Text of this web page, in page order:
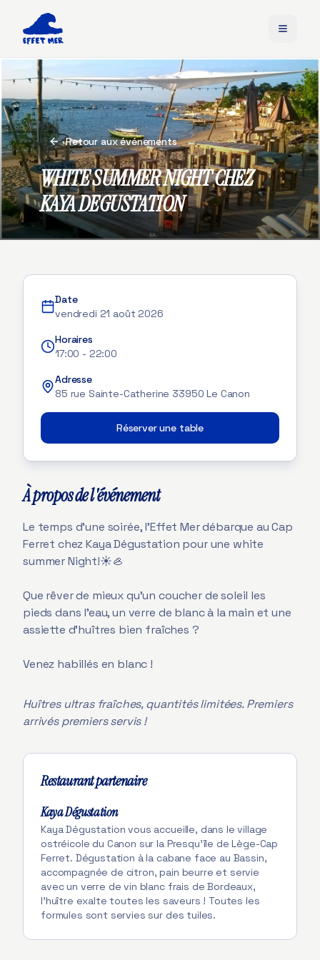
Retour aux événements
WHITE SUMMER NIGHT CHEZ
KAYA DEGUSTATION
À propos de l'événement
Le temps d'une soirée, l'Effet Mer débarque au Cap
Ferret chez Kaya Dégustation pour une white
summer Night!☀️🦪
Que rêver de mieux qu'un coucher de soleil les
pieds dans l'eau, un verre de blanc à la main et une
assiette d'huîtres bien fraîches ?
Venez habillés en blanc !
Huîtres ultras fraîches, quantités limitées. Premiers
arrivés premiers servis !
Restaurant partenaire
Kaya Dégustation
Kaya Dégustation vous accueille, dans le village
ostréicole du Canon sur la Presqu'île de Lège-Cap
Ferret. Dégustation à la cabane face au Bassin,
accompagnée de citron, pain beurre et servie
avec un verre de vin blanc frais de Bordeaux,
l'huître exalte toutes les saveurs ! Toutes les
formules sont servies sur des tuiles.
Date
vendredi 21 août 2026
Horaires
17:00 - 22:00
Adresse
85 rue Sainte-Catherine 33950 Le Canon
Réserver une table